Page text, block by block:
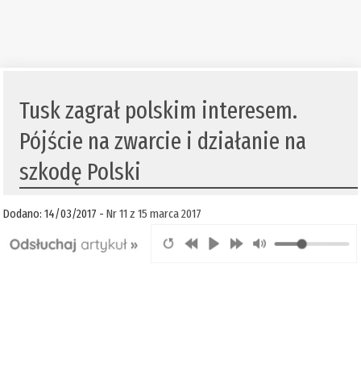
Tusk zagrał polskim interesem.
Pójście na zwarcie i działanie na
szkodę Polski
Dodano: 14/03/2017 -Nr 11 z 15 marca 2017